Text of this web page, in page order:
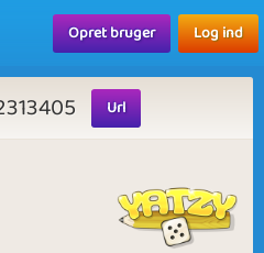
Opret bruger Log ind
Url